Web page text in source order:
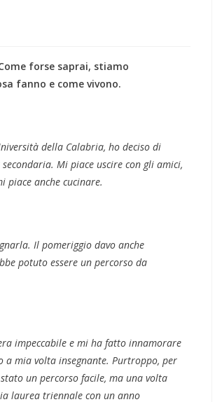
forse saprai, stiamo
fanno e come vivono.
della Calabria, ho deciso di
Mi piace uscire con gli amici,
piace anche cucinare.
Il pomeriggio davo anche
potuto essere un percorso da
impeccabile e mi ha fatto innamorare
a mia volta insegnante. Purtroppo, per
un percorso facile, ma una volta
laurea triennale con un anno